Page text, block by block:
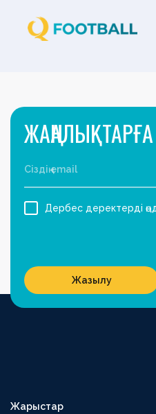
Жарыстар
Дербес деректерді
Жазылу